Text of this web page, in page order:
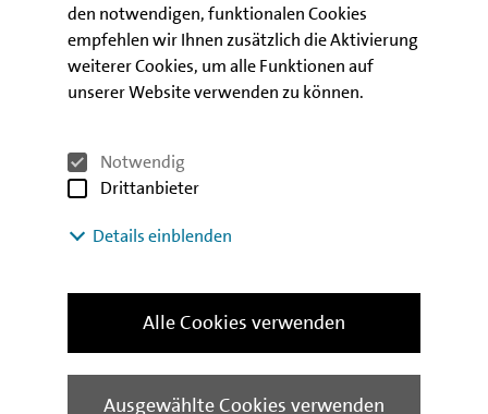
den notwendigen, funktionalen Cookies
empfehlen wir Ihnen zusätzlich die Aktivierung
weiterer Cookies, um alle Funktionen auf
unserer Website verwenden zu können.
Notwendig
Drittanbieter
Details einblenden
Ausgewählte Cookies verwenden
Alle Cookies verwenden
Die IBB Unternehmensverwaltung Anstalt
öffentlichen Rechts (IBB UV) wurde 2021 per Gesetz
vom Land Berlin errichtet und ist als Konzernmutter
Trägerin der IBB. Die IBB UV wiederum ist in alleiniger
Beteiligungen der IBB – IBB Business Team, IBB Capital
und IBB Ventures - wurden an die IBB UV übertragen.
Gemeinsam bilden sie die IBB Gruppe.
Kontakt